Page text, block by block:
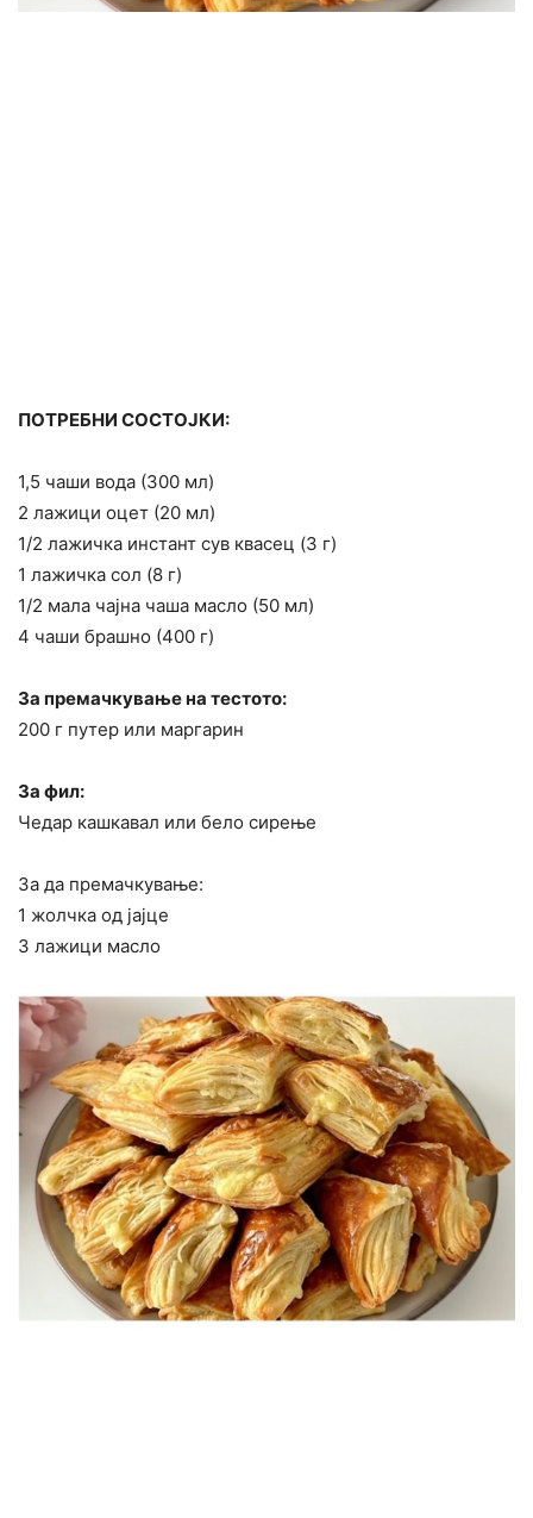
ПОТРЕБНИ СОСТОЈКИ:
1,5 чаши вода (300 мл)
2 лажици оцет (20 мл)
1/2 лажичка инстант сув квасец (3 г)
1 лажичка сол (8 г)
1/2 мала чајна чаша масло (50 мл)
4 чаши брашно (400 г)
За премачкување на тестото:
200 г путер или маргарин
За фил:
Чедар кашкавал или бело сирење
За да премачкување:
1 жолчка од јајце
3 лажици масло